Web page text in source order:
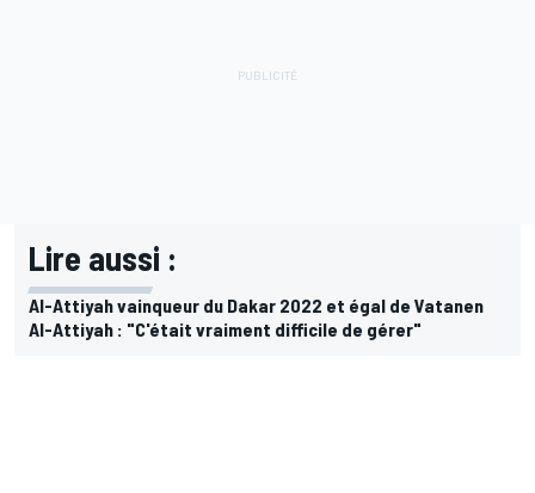
Lire aussi :
Al-Attiyah vainqueur du Dakar 2022 et égal de Vatanen
Al-Attiyah : "C'était vraiment difficile de gérer"